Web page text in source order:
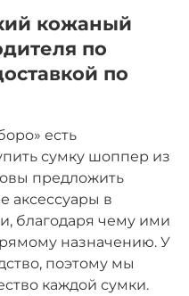
кожаный
по
по
есть
сумку шоппер из
предложить
аксессуары в
благодаря чему ими
назначению. У
поэтому мы
каждой сумки.